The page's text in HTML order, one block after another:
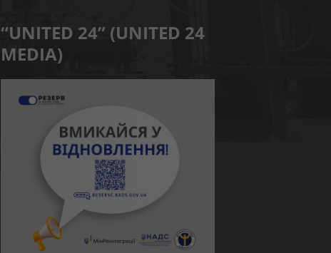
“UNITED 24” (UNITED 24
MEDIA)